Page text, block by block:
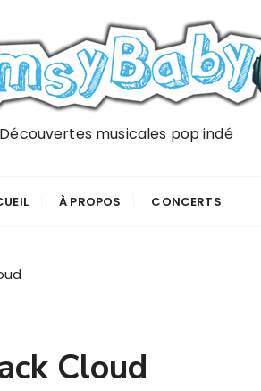
Découvertes musicales pop indé
À PROPOS CONCERTS
Cloud